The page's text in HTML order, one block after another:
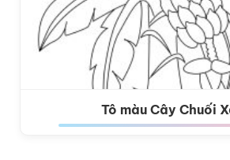
Tô màu Cây Chuối